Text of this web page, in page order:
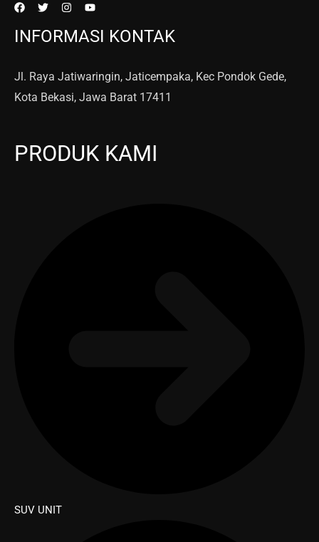
INFORMASI KONTAK
Jl. Raya Jatiwaringin, Jaticempaka, Kec Pondok Gede,
Kota Bekasi, Jawa Barat 17411
PRODUK KAMI
SUV UNIT